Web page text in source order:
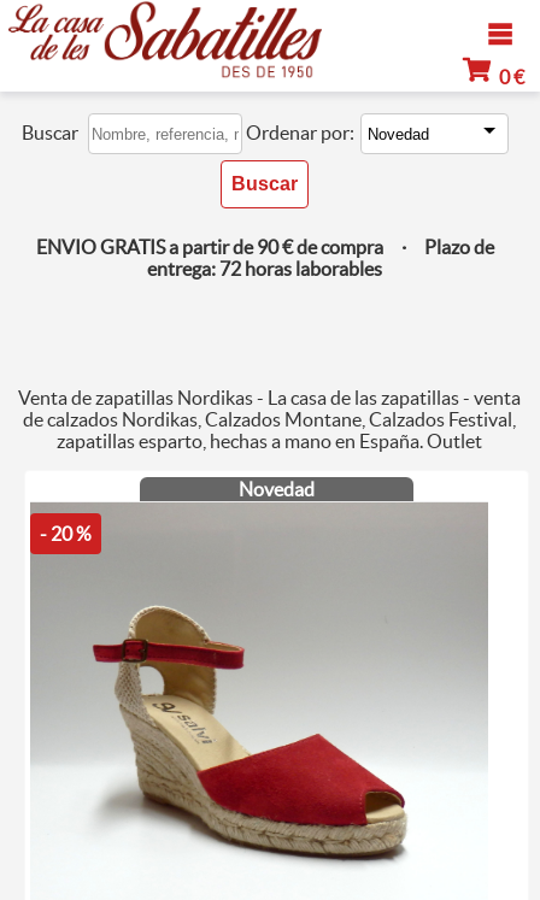
0 €
Buscar Ordenar por:
ENVIO GRATIS a partir de 90 € de compra · Plazo de
entrega: 72 horas laborables
Venta de zapatillas Nordikas - La casa de las zapatillas - venta
de calzados Nordikas, Calzados Montane, Calzados Festival,
zapatillas esparto, hechas a mano en España. Outlet
Novedad
- 20 %